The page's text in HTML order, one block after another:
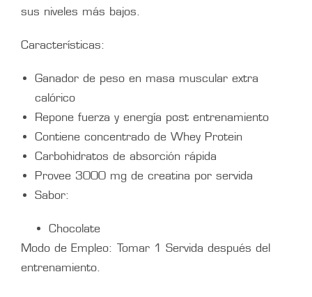
sus niveles más bajos.
Características:
Ganador de peso en masa muscular extra
calórico
Repone fuerza y energía post entrenamiento
Contiene concentrado de Whey Protein
Carbohidratos de absorción rápida
Provee 3000 mg de creatina por servida
Sabor:
Chocolate
Modo de Empleo: Tomar 1 Servida después del
entrenamiento.